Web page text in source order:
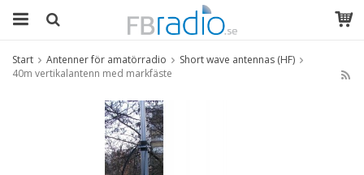
Start Antenner för amatörradio
Short wave antennas (HF)
40m vertikalantenn med markfäste